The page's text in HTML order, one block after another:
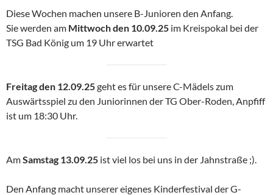
Diese Wochen machen unsere B-Junioren den Anfang.
Sie werden am Mittwoch den 10.09.25 im Kreispokal bei der
TSG Bad König um 19 Uhr erwartet
Freitag den 12.09.25geht es für unsere C-Mädels zum
Auswärtsspiel zu den Juniorinnen der TG Ober-Roden, Anpfiff
ist um 18:30 Uhr.
AmSamstag 13.09.25 ist viel los bei uns in der Jahnstraße ;).
Den Anfang macht unserer eigenes Kinderfestival der G-